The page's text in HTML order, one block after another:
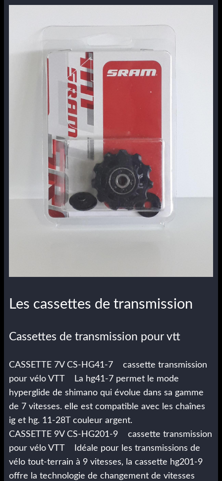
Les cassettes de transmission
Cassettes de transmission pour vtt
CASSETTE 7V CS-HG41-7 cassette transmission
pour vélo VTT La hg41-7 permet le mode
hyperglide de shimano qui évolue dans sa gamme
de 7 vitesses. elle est compatible avec les chaînes
ig et hg. 11-28T couleur argent.
CASSETTE 9V CS-HG201-9 cassette transmission
pour vélo VTT Idéale pour les transmissions de
vélo tout-terrain à 9 vitesses, la cassette hg201-9
offre la technologie de changement de vitesses